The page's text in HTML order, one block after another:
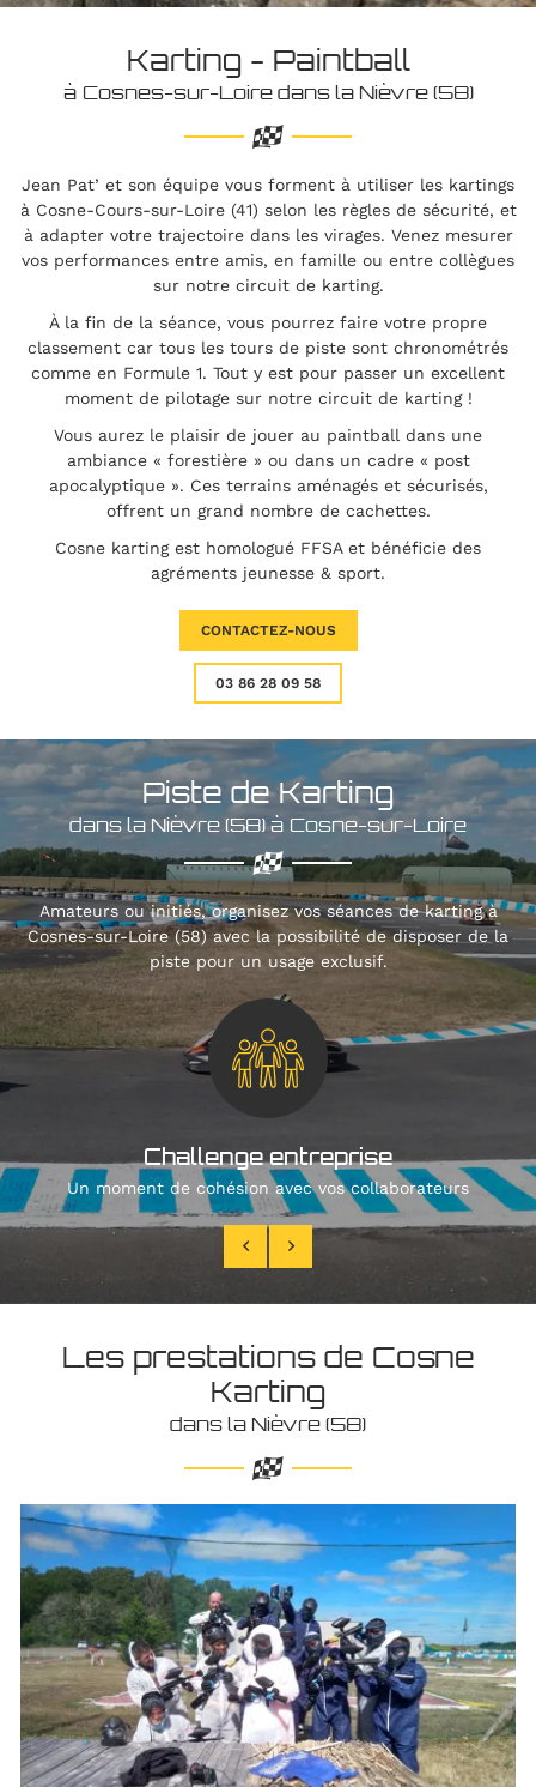
commerciales à l'adresse email indiqué ci-dessus. Vous pouvez vous
désinscrire à tout moment en utilisantle formulaire de désinscription
INSCRIPTION
Karting - Paintball
à Cosnes-sur-Loire dans la Nièvre (58)
Jean Pat’ et son équipe vous forment à utiliser les kartings
à Cosne-Cours-sur-Loire (41) selon les règles de sécurité, et
à adapter votre trajectoire dans les virages. Venez mesurer
vos performances entre amis, en famille ou entre collègues
sur notre circuit de karting.
À la fin de la séance, vous pourrez faire votre propre
classement car tous les tours de piste sont chronométrés
comme en Formule 1. Tout y est pour passer un excellent
moment de pilotage sur notre circuit de karting !
Vous aurez le plaisir de jouer au paintball dans une
ambiance « forestière » ou dans un cadre « post
apocalyptique ». Ces terrains aménagés et sécurisés,
offrent un grand nombre de cachettes.
Cosne karting est homologué FFSA et bénéficie des
agréments jeunesse & sport.
CONTACTEZ-NOUS
03 86 28 09 58
Piste de Karting
dans la Nièvre (58) à Cosne-sur-Loire
Amateurs ou initiés, organisez vos séances de karting à
Cosnes-sur-Loire (58) avec la possibilité de disposer de la
piste pour un usage exclusif.
Challenge entreprise
Un moment de cohésion avec vos collaborateurs
Les prestations de Cosne
Karting
dans la Nièvre (58)